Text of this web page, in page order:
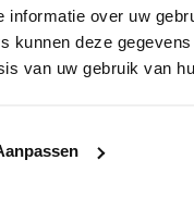
over uw
kunnen deze
van uw gebruik van
Winkel sinds 1950